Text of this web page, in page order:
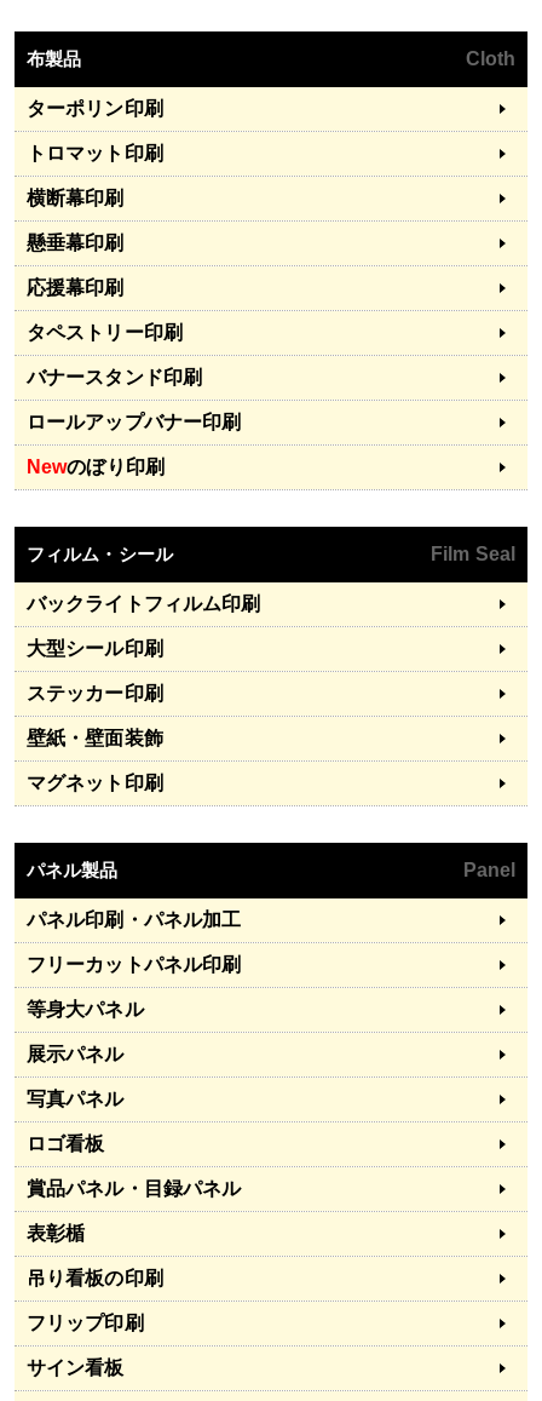
布製品 Cloth
ターポリン印刷
トロマット印刷
横断幕印刷
懸垂幕印刷
応援幕印刷
タペストリー印刷
バナースタンド印刷
ロールアップバナー印刷
Newのぼり印刷
フィルム・シール Film Seal
バックライトフィルム印刷
大型シール印刷
ステッカー印刷
壁紙・壁面装飾
マグネット印刷
パネル製品 Panel
パネル印刷・パネル加工
フリーカットパネル印刷
等身大パネル
展示パネル
写真パネル
ロゴ看板
賞品パネル・目録パネル
表彰楯
吊り看板の印刷
フリップ印刷
サイン看板